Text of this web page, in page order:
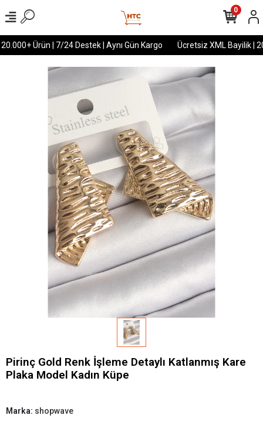
Ürün | 7/24 Destek | Aynı Gün Kargo Ücretsiz XML Bayilik |
0
Pirinç Gold Renk İşleme Detaylı Katlanmış Kare
Plaka Model Kadın Küpe
Marka: shopwave